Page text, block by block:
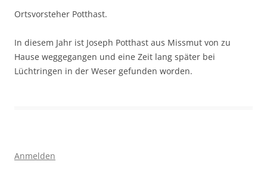
Ortsvorsteher Potthast.
In diesem Jahr ist Joseph Potthast aus Missmut von zu
Hause weggegangen und eine Zeit lang später bei
Lüchtringen in der Weser gefunden worden.
Anmelden